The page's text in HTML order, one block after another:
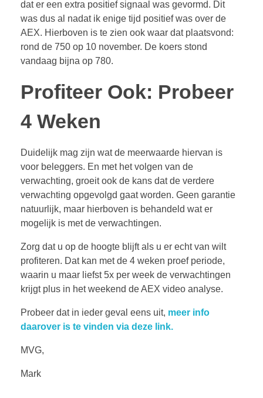
dat er een extra positief signaal was gevormd. Dit
was dus al nadat ik enige tijd positief was over de
AEX. Hierboven is te zien ook waar dat plaatsvond:
rond de 750 op 10 november. De koers stond
vandaag bijna op 780.
Profiteer Ook: Probeer
4 Weken
Duidelijk mag zijn wat de meerwaarde hiervan is
voor beleggers. En met het volgen van de
verwachting, groeit ook de kans dat de verdere
verwachting opgevolgd gaat worden. Geen garantie
natuurlijk, maar hierboven is behandeld wat er
mogelijk is met de verwachtingen.
Zorg dat u op de hoogte blijft als u er echt van wilt
profiteren. Dat kan met de 4 weken proef periode,
waarin u maar liefst 5x per week de verwachtingen
krijgt plus in het weekend de AEX video analyse.
Probeer dat in ieder geval eens uit, meer info
daarover is te vinden via deze link.
MVG,
Mark